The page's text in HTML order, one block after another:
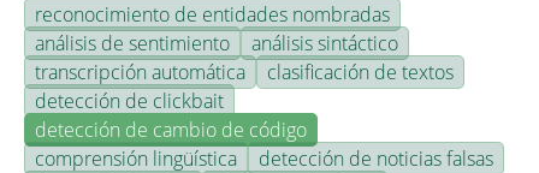
reconocimiento de entidades nombradas
análisis de sentimiento
análisis sintáctico
transcripción automática
clasificación de textos
detección de clickbait
detección de cambio de código
comprensión lingüística
detección de noticias falsas